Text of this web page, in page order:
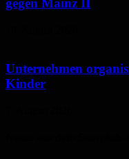
gegen Mainz II
Unternehmen
Kinder